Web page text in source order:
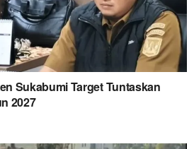
Sukabumi Target Tuntaskan
2027